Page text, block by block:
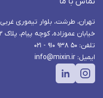
تهران، طرشت، بلوار تیموری
خیابان عموزاده، کوچه پیام، پلاک ۱۲، واحد ۳
تلفن: ۵۰ ۹۳۸ ۹۱۰ - ۰۲۱
ایمیل: info@mixin.ir